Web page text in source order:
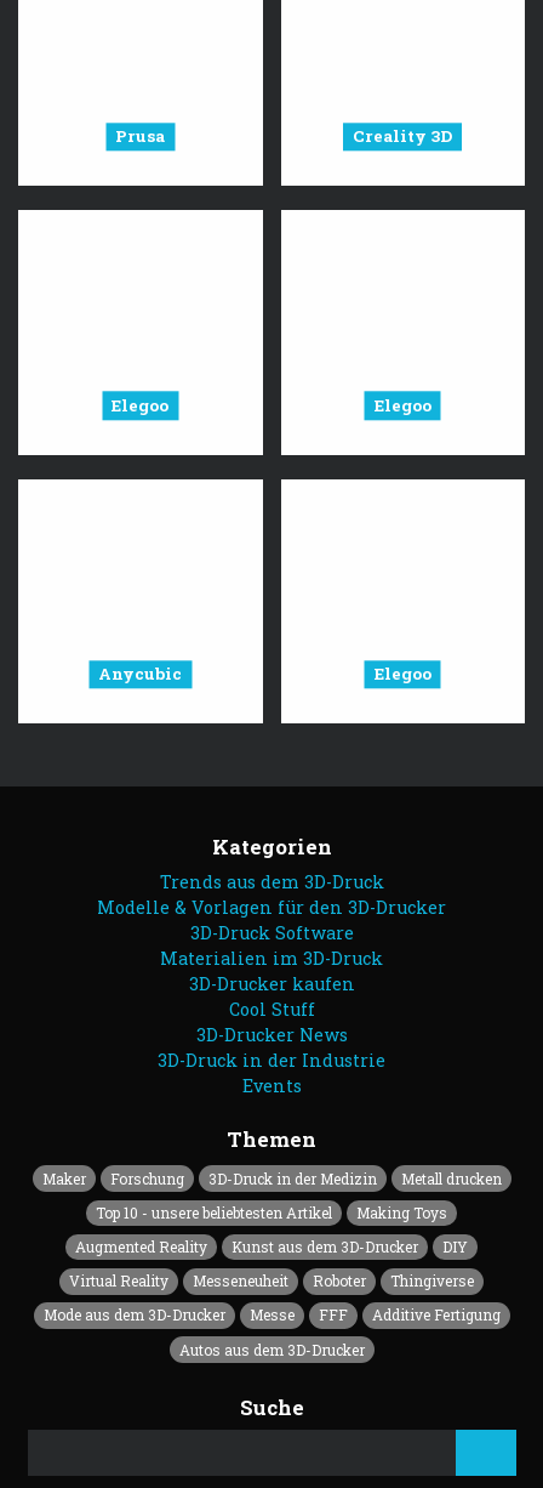
Prusa Creality 3D
Elegoo Elegoo
Anycubic Elegoo
Kategorien
Trends aus dem 3D-Druck
Modelle & Vorlagen für den 3D-Drucker
3D-Druck Software
Materialien im 3D-Druck
3D-Drucker kaufen
Cool Stuff
3D-Drucker News
3D-Druck in der Industrie
Events
Themen
Maker Forschung 3D-Druck in der Medizin
Metall drucken
Top 10 - unsere beliebtesten Artikel
Making Toys
Augmented Reality
Kunst aus dem 3D-Drucker
DIY
Virtual Reality
Messeneuheit Roboter
Thingiverse
Mode aus dem 3D-Drucker
Messe FFF
Additive Fertigung
Autos aus dem 3D-Drucker
Suche